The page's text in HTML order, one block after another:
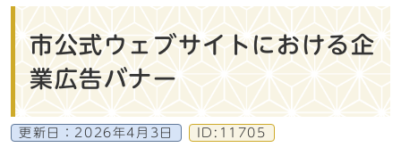
市公式ウェブサイトにおける企
業広告バナー
更新日： 2026年4月3日 ID:11705